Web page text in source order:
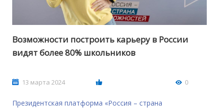
Возможности построить карьеру в России
видят более 80% школьников
13 марта 2024 0
Президентская платформа «Россия – страна